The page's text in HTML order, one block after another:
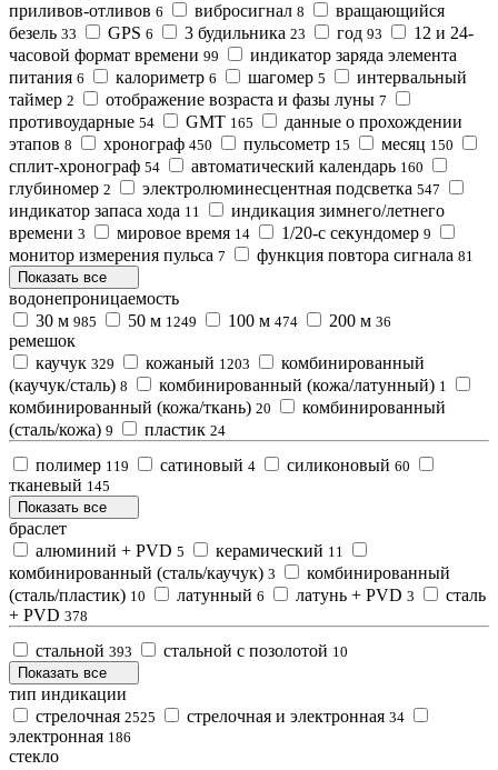
приливов-отливов 6 вибросигнал 8
вращающийся
безель 33 GPS 6 3 будильника 23 год 93
12 и 24-
часовой формат времени 99
индикатор зарядa элемента
питания 6 калориметр 6 шагомер 5
интервальный
таймер 2 отображение возраста и фазы луны 7
противоударные 54 GMT 165
данные о прохождении
этапов 8 хронограф 450 пульсометр 15 месяц 150
сплит-хронограф 54 автоматический календарь 160
глубиномер 2 электролюминесцентная подсветка 547
индикатор запаса хода 11
индикация зимнего/летнего
времени 3 мировое время 14 1/20-с секундомер 9
монитор измерения пульса 7 функция повтора сигнала 81
Показать все
водонепроницаемость
30 м 985 50 м 1249 100 м 474 200 м 36
ремешок
каучук 329 кожаный 1203
комбинированный
(каучук/сталь) 8 комбинированный (кожа/латунный) 1
комбинированный (кожа/ткань) 20
комбинированный
(сталь/кожа) 9 пластик 24
полимер 119 сатиновый 4 силиконовый 60
тканевый 145
Показать все
браслет
алюминий + PVD 5 керамический 11
комбинированный (сталь/каучук) 3
комбинированный
(сталь/пластик) 10 латунный 6 латунь + PVD 3
сталь
+ PVD 378
стальной 393 стальной с позолотой 10
Показать все
тип индикации
стрелочная 2525 стрелочная и электронная 34
электронная 186
стекло